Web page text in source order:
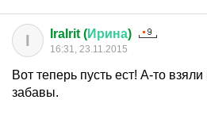
I IraIrit (Ирина)
16:31, 23.11.2015
Вот теперь пусть ест! А-то
забавы.